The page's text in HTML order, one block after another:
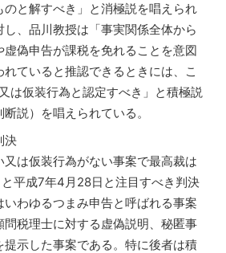
のと解すべき」と消極説を唱えられ
、品川教授は「事実関係全体から
虚偽申告が課税を免れることを意図
れていると推認できるときには、こ
は仮装行為と認定すべき」と積極説
断説）を唱えられている。
決
は仮装行為がない事案で最高裁は
平成7年4月28日と注目すべき判決
いわゆるつまみ申告と呼ばれる事案
問税理士に対する虚偽説明、秘匿事
提示した事案である。特に後者は積